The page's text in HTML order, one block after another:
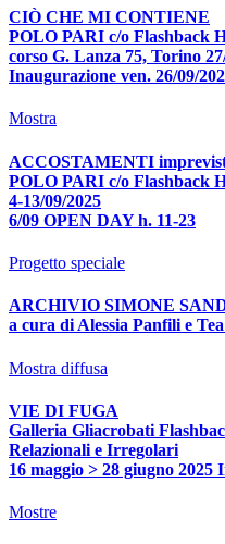
CIÒ CHE MI CONTIENE
POLO PARI c/o Flashback
corso G. Lanza 75, Torino
Inaugurazione ven. 26/09/
Mostra
ACCOSTAMENTI
POLO PARI c/o Flashback
4-13/09/2025
6/09 OPEN DAY h. 11-23
Progetto speciale
ARCHIVIO SIMONE
a cura di Alessia Panfili e
Mostra diffusa
VIE DI FUGA
Galleria Gliacrobati
Relazionali e Irregolari
16 maggio > 28 giugno 2025
Mostre